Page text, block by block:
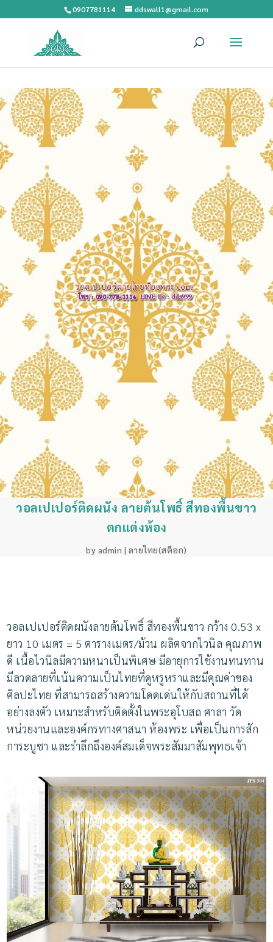
0907781114 ddswall1@gmail.com
วอลเปเปอร์ติดผนัง ลายต้นโพธิ์ สีทองพื้นขาว
ตกแต่งห้อง
by admin | ลายไทย(สต็อก)
วอลเปเปอร์ติดผนังลายต้นโพธิ์ สีทองพื้นขาว กว้าง 0.53 x
ยาว 10 เมตร = 5 ตารางเมตร/ม้วน ผลิตจากไวนิล คุณภาพ
ดี เนื้อไวนิลมีความหนาเป็นพิเศษ มีอายุการใช้งานทนทาน
มีลวดลายที่เน้นความเป็นไทยที่ดูหรูหราและมีคุณค่าของ
ศิลปะไทย ที่สามารถสร้างความโดดเด่นให้กับสถานที่ได้
อย่างลงตัว เหมาะสำหรับติดตั้งในพระอุโบสถ ศาลา วัด
หน่วยงานและองค์กรทางศาสนา ห้องพระ เพื่อเป็นการสัก
การะบูชา และรำลึกถึงองค์สมเด็จพระสัมมาสัมพุทธเจ้า